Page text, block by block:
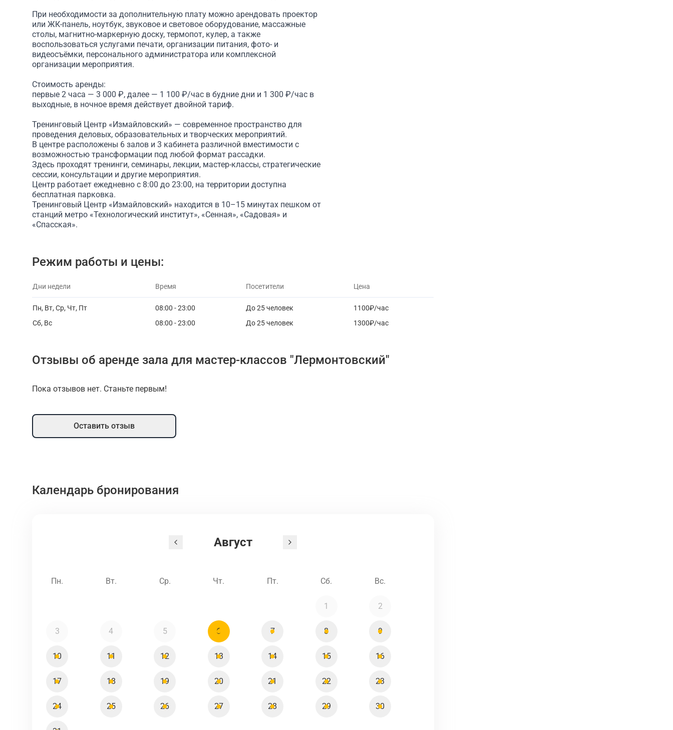
При необходимости за дополнительную плату можно арендовать проектор
или ЖК-панель, ноутбук, звуковое и световое оборудование, массажные
столы, магнитно-маркерную доску, термопот, кулер, а также
воспользоваться услугами печати, организации питания, фото- и
видеосъёмки, персонального администратора или комплексной
организации мероприятия.
Стоимость аренды:
первые 2 часа — 3 000 ₽, далее — 1 100 ₽/час в будние дни и 1 300 ₽/час в
выходные, в ночное время действует двойной тариф.
Тренинговый Центр «Измайловский» — современное пространство для
проведения деловых, образовательных и творческих мероприятий.
В центре расположены 6 залов и 3 кабинета различной вместимости с
возможностью трансформации под любой формат рассадки.
Здесь проходят тренинги, семинары, лекции, мастер-классы, стратегические
сессии, консультации и другие мероприятия.
Центр работает ежедневно с 8:00 до 23:00, на территории доступна
бесплатная парковка.
Тренинговый Центр «Измайловский» находится в 10–15 минутах пешком от
станций метро «Технологический институт», «Сенная», «Садовая» и
«Спасская».
Режим работы и цены:
Дни недели Время Посетители Цена
Пн, Вт, Ср, Чт, Пт 08:00 - 23:00 До 25 человек
1100₽/час
Сб, Вс
08:00 - 23:00 До 25 человек 1300₽/час
Отзывы об аренде зала для мастер-классов "Лермонтовский"
Пока отзывов нет. Станьте первым!
Оставить отзыв
Календарь бронирования
Август
Пн. Вт. Ср. Чт. Пт. Сб. Вс.
1 2
3 4 5 6 7 8 9
10 11 12 13 14 15 16
17 18 19 20 21 22 23
24 25 26 27 28 29 30